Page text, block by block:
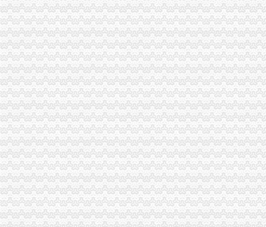
大渡口局“三搜索”重庆代办公司网络领域“双”见成效
2010年重庆市重庆营业执照注销流通领域室内加热器质量监测况
2010年重庆市重庆公司注销流通领域空调器质量监测况
全市重庆税务注销内资企业总量突破二十万户
市重庆分公司注销局电子商务经营主体2011年2月份监测统计报告
渝北局重庆税务注销食品安全百日专项执法整初见成效
经开区局百日专项执法行动现场快速检测食品受市重庆公司注销民好评